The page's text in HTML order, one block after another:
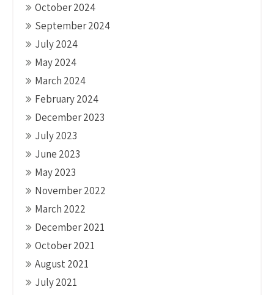
October 2024
September 2024
July 2024
May 2024
March 2024
February 2024
December 2023
July 2023
June 2023
May 2023
November 2022
March 2022
December 2021
October 2021
August 2021
July 2021